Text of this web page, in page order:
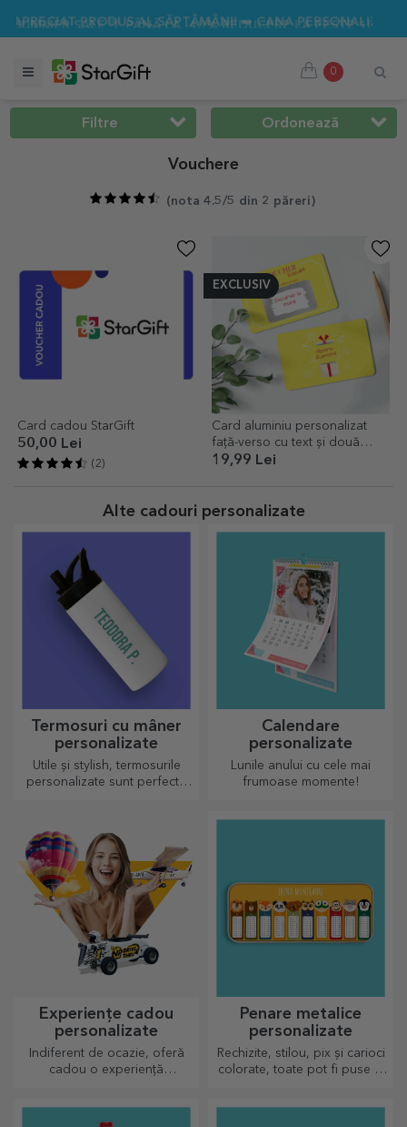
PÂNĂ LA -40% REDUCERE LA PESTE 100 DE CADOURI
0
Filtre Ordonează
Vouchere
(nota 4.5/5 din 2 păreri )
Card cadou StarGift
50,00 Lei
(2)
EXCLUSIV
Card aluminiu personalizat
față-verso cu text și două
poze - Voucher Răzuibil
19,99 Lei
Alte cadouri personalizate
Termosuri cu mâner
personalizate
Utile și stylish, termosurile
personalizate sunt perfecte
Calendare
personalizate
Lunile anului cu cele mai
frumoase momente!
Experiențe cadou
personalizate
Indiferent de ocazie, oferă
cadou o experiență
relaxare.
Penare metalice
personalizate
Rechizite, stilou, pix și carioci
colorate, toate pot fi puse la